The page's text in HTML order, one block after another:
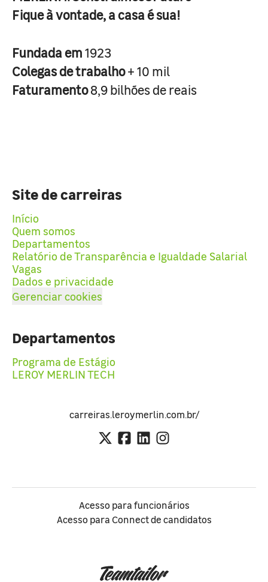
Fique à vontade, a casa é sua!
Fundada em1923
Colegas de trabalho+ 10 mil
Faturamento8,9 bilhões de reais
Site de carreiras
Início
Quem somos
Departamentos
Relatório de Transparência e Igualdade Salarial
Vagas
Dados e privacidade
Gerenciar cookies
Departamentos
Programa de Estágio
LEROY MERLIN TECH
carreiras.leroymerlin.com.br/
Acesso para funcionários
Acesso para Connect de candidatos